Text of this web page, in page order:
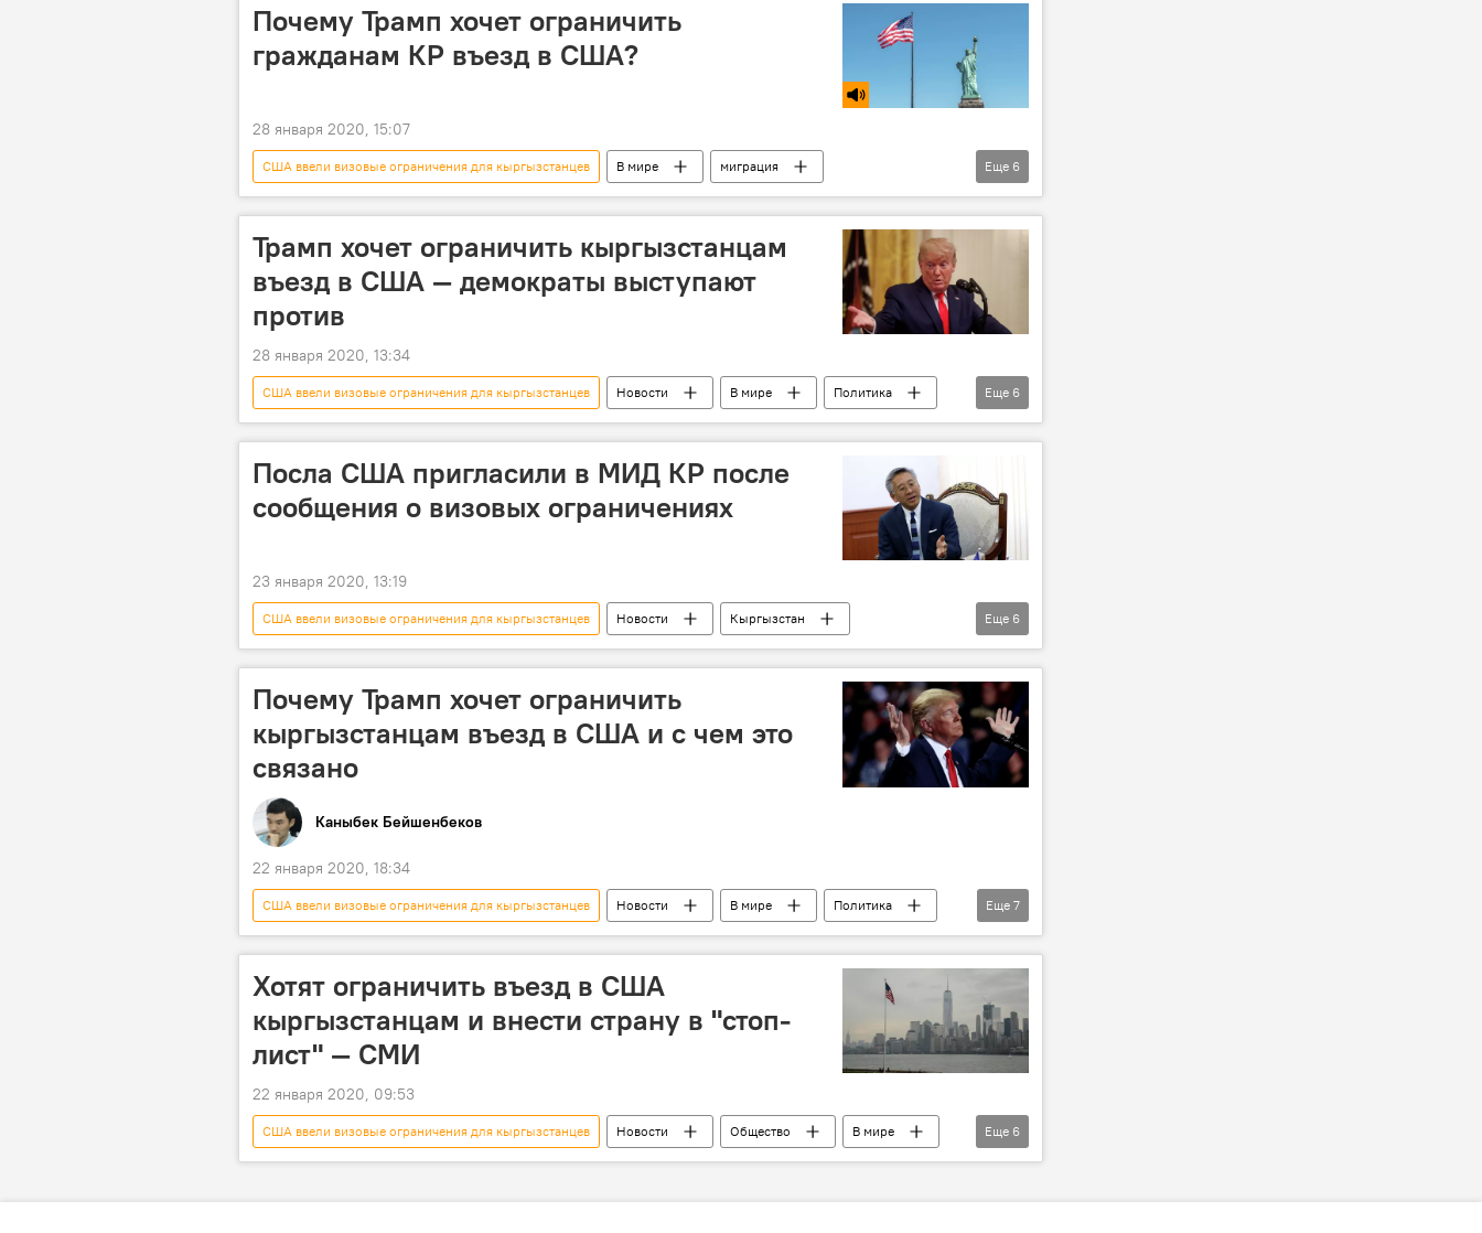
Почему Трамп хочет ограничить
гражданам КР въезд в США?
28 января 2020, 15:07
США ввели визовые ограничения для кыргызстанцев В мире
миграция
Радио Sputnik Кыргызстан
Тема дня США виза
ограничение
Еще 6
Трамп хочет ограничить кыргызстанцам
въезд в США — демократы выступают
против
28 января 2020, 13:34
США ввели визовые ограничения для кыргызстанцев Новости В мире
Политика
Общество
США Дональд Трамп конгресс ограничение въезд
Еще 6
Посла США пригласили в МИД КР после
сообщения о визовых ограничениях
23 января 2020, 13:19
США ввели визовые ограничения для кыргызстанцев Новости
Кыргызстан
Политика
США Чынгыз Айдарбеков Дональд Лу МИД
въезд
Еще 6
Почему Трамп хочет ограничить
кыргызстанцам въезд в США и с чем это
связано
Каныбек Бейшенбеков
22 января 2020, 18:34
США ввели визовые ограничения для кыргызстанцев Новости В мире
Политика
миграция
США въезд запрет указ
Дональд Трамп
Еще 7
Хотят ограничить въезд в США
кыргызстанцам и внести страну в "стоп-
лист" — СМИ
22 января 2020, 09:53
США ввели визовые ограничения для кыргызстанцев Новости Общество
В мире
США
Беларусь ограничение въезд миграция Кыргызстан
Еще 6